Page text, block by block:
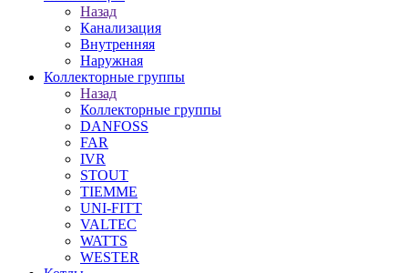
Назад
Канализация
Внутренняя
Наружная
Коллекторные группы
Назад
Коллекторные группы
DANFOSS
FAR
IVR
STOUT
TIEMME
UNI-FITT
VALTEC
WATTS
WESTER